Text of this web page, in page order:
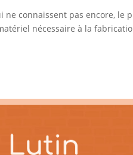
ne connaissent pas encore,
nécessaire à la